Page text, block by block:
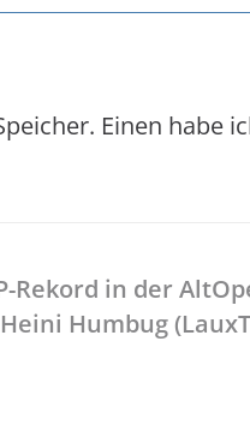
Einen habe
Rekord in der
Heini Humbug